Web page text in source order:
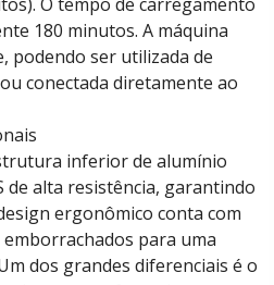
180 minutos. A máquina
podendo ser utilizada de
conectada diretamente ao
inferior de alumínio
de alta resistência, garantindo
ergonômico conta com
para uma
dos grandes diferenciais é o